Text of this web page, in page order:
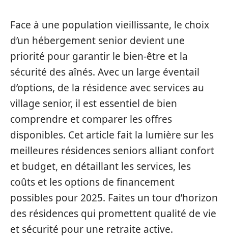
Face à une population vieillissante, le choix
d’un hébergement senior devient une
priorité pour garantir le bien-être et la
sécurité des aînés. Avec un large éventail
d’options, de la résidence avec services au
village senior, il est essentiel de bien
comprendre et comparer les offres
disponibles. Cet article fait la lumière sur les
meilleures résidences seniors alliant confort
et budget, en détaillant les services, les
coûts et les options de financement
possibles pour 2025. Faites un tour d’horizon
des résidences qui promettent qualité de vie
et sécurité pour une retraite active.